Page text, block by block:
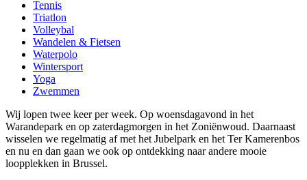
Tennis
Triatlon
Volleybal
Wandelen & Fietsen
Waterpolo
Wintersport
Yoga
Zwemmen
Wij lopen twee keer per week. Op woensdagavond in het
Warandepark en op zaterdagmorgen in het Zoniënwoud. Daarnaast
wisselen we regelmatig af met het Jubelpark en het Ter Kamerenbos
en nu en dan gaan we ook op ontdekking naar andere mooie
loopplekken in Brussel.